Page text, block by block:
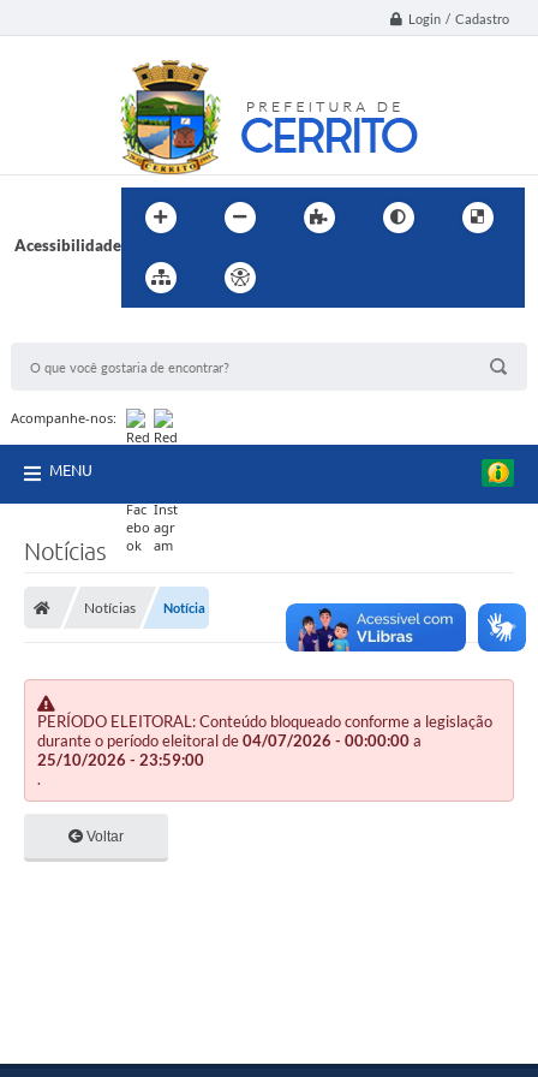
Login / Cadastro
Acessibilidade
Acompanhe-nos:
MENU
Notícias
Notícias Notícia
PERÍODO ELEITORAL: Conteúdo bloqueado conforme a legislação
durante o período eleitoral de04/07/2026 - 00:00:00a
25/10/2026 - 23:59:00
.
Voltar